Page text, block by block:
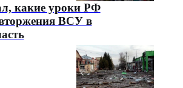
какие уроки РФ
ВСУ в